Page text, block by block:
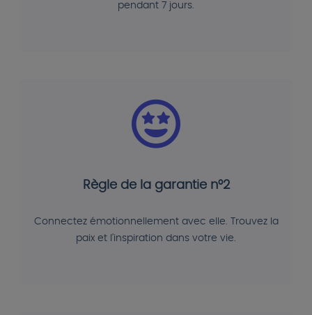
pendant 7 jours.
Règle de la garantie n°2
Connectez émotionnellement avec elle. Trouvez la
paix et l'inspiration dans votre vie.